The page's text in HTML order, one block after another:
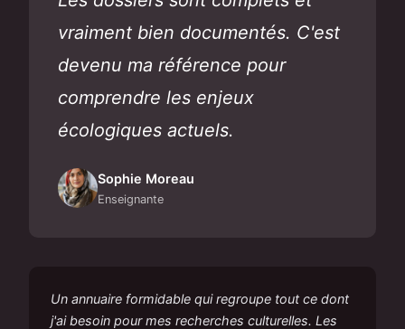
vraiment bien documentés. C'est
devenu ma référence pour
comprendre les enjeux
écologiques actuels.
Sophie Moreau
Enseignante
Un annuaire formidable qui regroupe tout ce dont
j'ai besoin pour mes recherches culturelles. Les